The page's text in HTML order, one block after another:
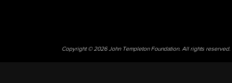
Copyright © 2026 John Templeton Foundation. All rights reserved.